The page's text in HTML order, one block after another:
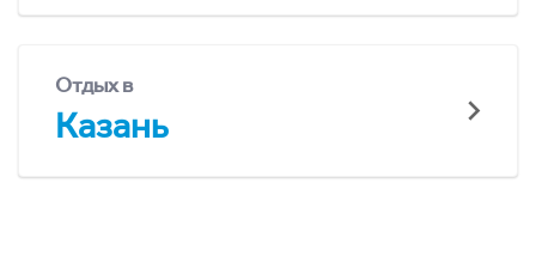
Отдых в
Казань